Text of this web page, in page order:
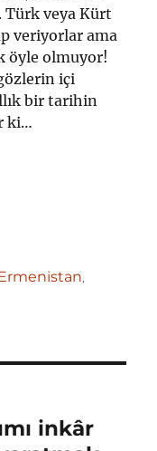
Türk veya Kürt
veriyorlar ama
öyle olmuyor!
içi
bir tarihin
ki…
,
inkâr